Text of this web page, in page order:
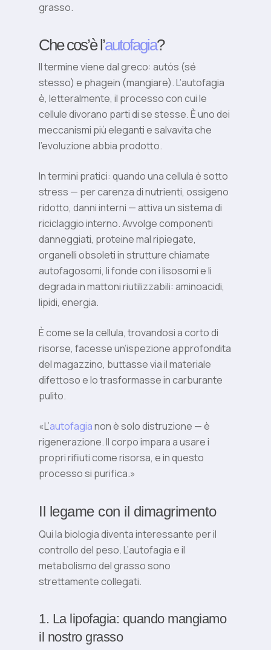
grasso.
Che cos’è l’autofagia?
Il termine viene dal greco: autós (sé
stesso) e phagein (mangiare). L’autofagia
è, letteralmente, il processo con cui le
cellule divorano parti di se stesse. È uno dei
meccanismi più eleganti e salvavita che
l’evoluzione abbia prodotto.
In termini pratici: quando una cellula è sotto
stress — per carenza di nutrienti, ossigeno
ridotto, danni interni — attiva un sistema di
riciclaggio interno. Avvolge componenti
danneggiati, proteine mal ripiegate,
organelli obsoleti in strutture chiamate
autofagosomi, li fonde con i lisosomi e li
degrada in mattoni riutilizzabili: aminoacidi,
lipidi, energia.
È come se la cellula, trovandosi a corto di
risorse, facesse un’ispezione approfondita
del magazzino, buttasse via il materiale
difettoso e lo trasformasse in carburante
pulito.
«L’autofagianon è solo distruzione — è
rigenerazione. Il corpo impara a usare i
propri rifiuti come risorsa, e in questo
processo si purifica.»
Il legame con il dimagrimento
Qui la biologia diventa interessante per il
controllo del peso. L’autofagia e il
metabolismo del grasso sono
strettamente collegati.
1. La lipofagia: quando mangiamo
il nostro grasso